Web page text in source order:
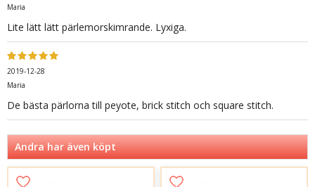
Maria
Lite lätt lätt pärlemorskimrande. Lyxiga.
2019-12-28
Maria
De bästa pärlorna till peyote, brick stitch och square stitch.
Andra har även köpt